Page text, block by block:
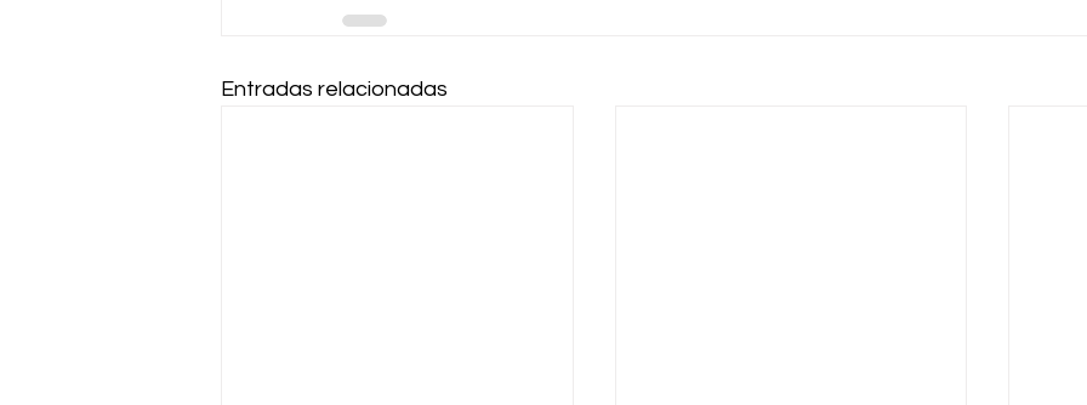
Entradas relacionadas